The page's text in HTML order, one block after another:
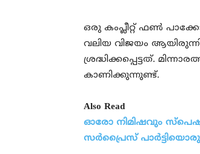
ഒരു കംപ്ലീറ്റ് ഫൺ
വലിയ വിജയം
ശ്രദ്ധിക്കപ്പെട്ടത്.
കാണിക്കുന്നുണ്ട്.
Also Read
ഓരോ നിമിഷവും
സര്‍പ്രൈസ്